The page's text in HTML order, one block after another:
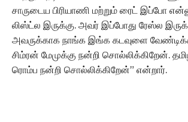
சாருடைய பிரியாணி மற்றும் ரைட் இப்போ
லிஸ்ட்ல இருக்கு. அவர் இப்போது ரேஸ்ல
அவருக்காக நாங்க இங்க கடவுளை
சிம்ரன் மேமுக்கு நன்றி சொல்லிக்கிறேன்.
ரொம்ப நன்றி சொல்லிக்கிறேன்” என்றார்.